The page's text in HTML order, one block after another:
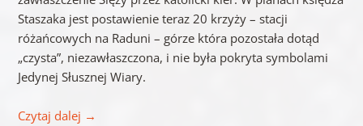
Staszaka jest postawienie teraz 20 krzyży – stacji
różańcowych na Raduni – górze która pozostała dotąd
„czysta”, niezawłaszczona, i nie była pokryta symbolami
Jedynej Słusznej Wiary.
Czytaj dalej →